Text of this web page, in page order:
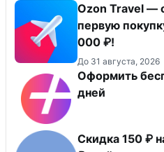
Ozon Travel —
первую
000 ₽!
До 31 августа, 2026
Оформить
дней
Скидка 150 ₽